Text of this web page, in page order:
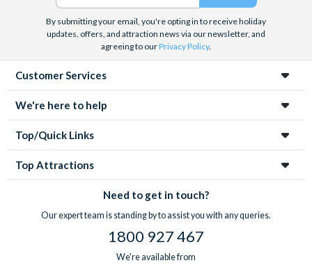
By submitting your email, you're opting in to receive holiday
updates, offers, and attraction news via our newsletter, and
agreeing to ourPrivacy Policy.
Customer Services
We're here to help
Top/Quick Links
Top Attractions
Need to get in touch?
Our expert team is standing by to assist you with any queries.
1800 927 467
We're available from